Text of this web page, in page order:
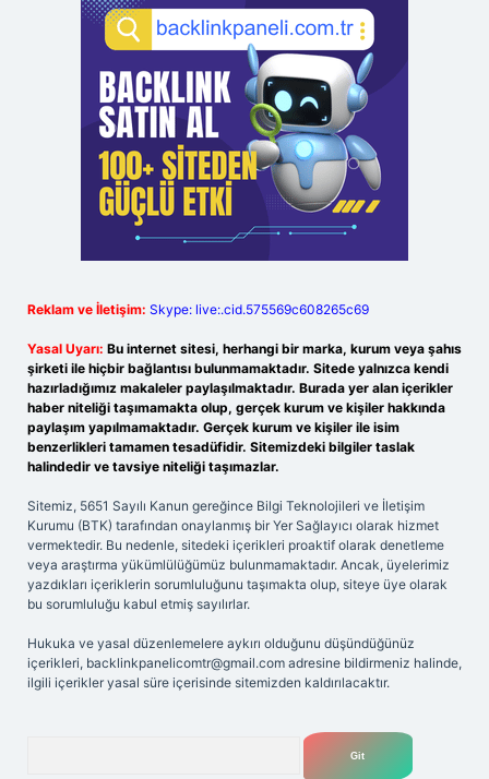
Reklam ve İletişim: Skype: live:.cid.575569c608265c69
Yasal Uyarı: Bu internet sitesi, herhangi bir marka, kurum veya şahıs
şirketi ile hiçbir bağlantısı bulunmamaktadır. Sitede yalnızca kendi
hazırladığımız makaleler paylaşılmaktadır. Burada yer alan içerikler
haber niteliği taşımamakta olup, gerçek kurum ve kişiler hakkında
paylaşım yapılmamaktadır. Gerçek kurum ve kişiler ile isim
benzerlikleri tamamen tesadüfidir. Sitemizdeki bilgiler taslak
halindedir ve tavsiye niteliği taşımazlar.
Sitemiz, 5651 Sayılı Kanun gereğince Bilgi Teknolojileri ve İletişim
Kurumu (BTK) tarafından onaylanmış bir Yer Sağlayıcı olarak hizmet
vermektedir. Bu nedenle, sitedeki içerikleri proaktif olarak denetleme
veya araştırma yükümlülüğümüz bulunmamaktadır. Ancak, üyelerimiz
yazdıkları içeriklerin sorumluluğunu taşımakta olup, siteye üye olarak
bu sorumluluğu kabul etmiş sayılırlar.
Hukuka ve yasal düzenlemelere aykırı olduğunu düşündüğünüz
içerikleri, backlinkpanelicomtr@gmail.com adresine bildirmeniz halinde,
ilgili içerikler yasal süre içerisinde sitemizden kaldırılacaktır.